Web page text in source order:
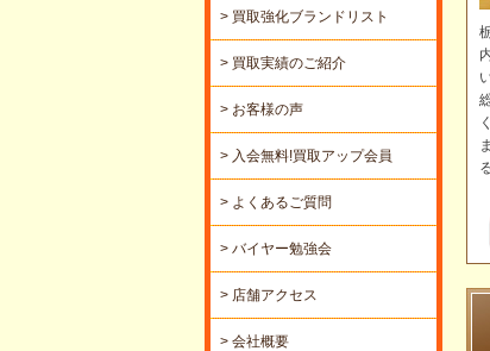
> 買取強化ブランドリスト
> 買取実績のご紹介
> お客様の声
> 入会無料!買取アップ会員
> よくあるご質問
> バイヤー勉強会
> 店舗アクセス
> 会社概要